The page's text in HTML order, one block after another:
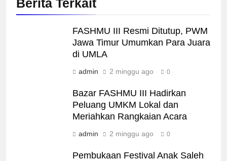
Berita Terkait
FASHMU III Resmi Ditutup, PWM
Jawa Timur Umumkan Para Juara
di UMLA
admin 2 minggu ago 0
Bazar FASHMU III Hadirkan
Peluang UMKM Lokal dan
Meriahkan Rangkaian Acara
admin 2 minggu ago 0
Pembukaan Festival Anak Saleh